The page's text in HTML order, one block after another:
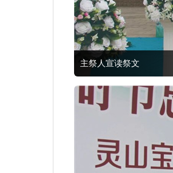
主祭人宣读祭文